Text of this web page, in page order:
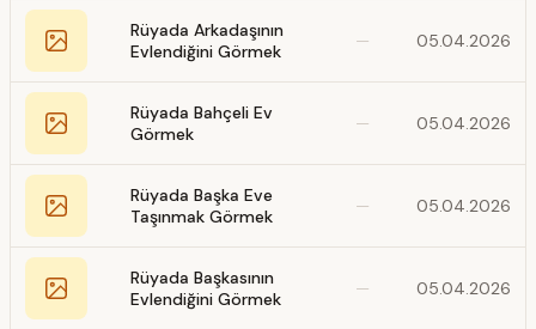
Rüyada Arkadaşının
Evlendiğini Görmek
— 05.04.2026
Rüyada Bahçeli Ev
Görmek
— 05.04.2026
Rüyada Başka Eve
Taşınmak Görmek
— 05.04.2026
Rüyada Başkasının
Evlendiğini Görmek
— 05.04.2026